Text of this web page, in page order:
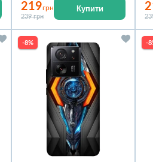
219грн
239 грн
Купити
-8% -